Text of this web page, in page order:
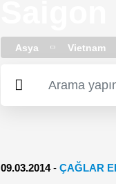
Asya Vietnam
09.03.2014-ÇAĞLAR